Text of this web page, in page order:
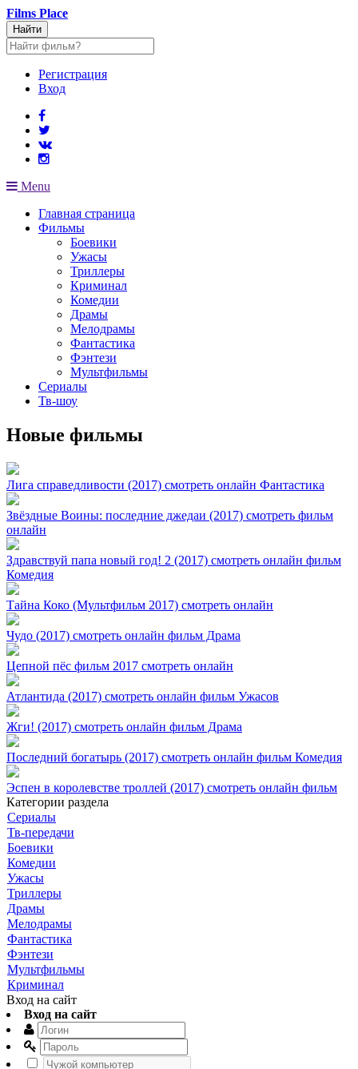
Films Place
Найти
Регистрация
Вход
Menu
Главная страница
Фильмы
Боевики
Ужасы
Триллеры
Криминал
Комедии
Драмы
Мелодрамы
Фантастика
Фэнтези
Мультфильмы
Сериалы
Тв-шоу
Новые фильмы
Лига справедливости (2017) смотреть онлайн Фантастика
Звёздные Воины: последние джедаи (2017) смотреть фильм
онлайн
Здравствуй папа новый год! 2 (2017) смотреть онлайн фильм
Комедия
Тайна Коко (Мультфильм 2017) смотреть онлайн
Чудо (2017) смотреть онлайн фильм Драма
Цепной пёс фильм 2017 смотреть онлайн
Атлантида (2017) смотреть онлайн фильм Ужасов
Жги! (2017) смотреть онлайн фильм Драма
Последний богатырь (2017) смотреть онлайн фильм Комедия
Эспен в королевстве троллей (2017) смотреть онлайн фильм
Категории раздела
Сериалы
Тв-передачи
Боевики
Комедии
Ужасы
Триллеры
Драмы
Мелодрамы
Фантастика
Фэнтези
Мультфильмы
Криминал
Вход на сайт
Вход на сайт